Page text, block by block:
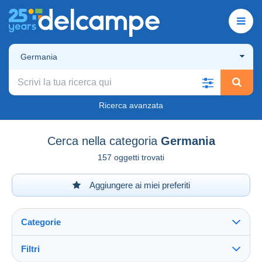
Germania
Ricerca avanzata
Cerca nella categoria Germania
157 oggetti trovati
Aggiungere ai miei preferiti
Categorie
Filtri